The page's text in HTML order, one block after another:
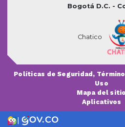
Bogotá D.C. -
Chatico
Políticas de Seguridad,
Uso
Mapa del sitio
Aplicativos
|